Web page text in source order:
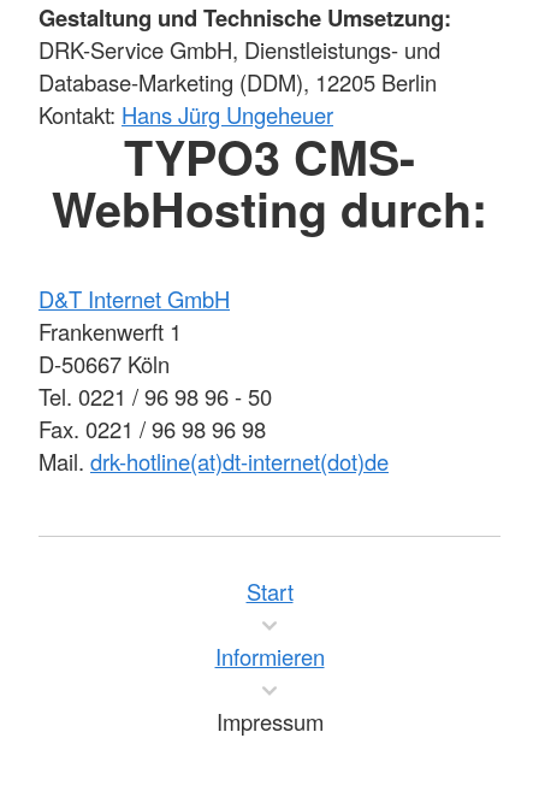
Gestaltung und Technische Umsetzung:
DRK-Service GmbH, Dienstleistungs- und
Database-Marketing (DDM), 12205 Berlin
Kontakt: Hans Jürg Ungeheuer
TYPO3 CMS-
WebHosting durch:
D&T Internet GmbH
Frankenwerft 1
D-50667 Köln
Tel. 0221 / 96 98 96 - 50
Fax. 0221 / 96 98 96 98
Mail. drk-hotline(at)dt-internet(dot)de
Start
Informieren
Impressum